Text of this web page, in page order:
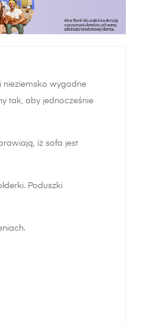
nieziemsko wygodne
tak, aby jednocześnie
iż sofa jest
Poduszki